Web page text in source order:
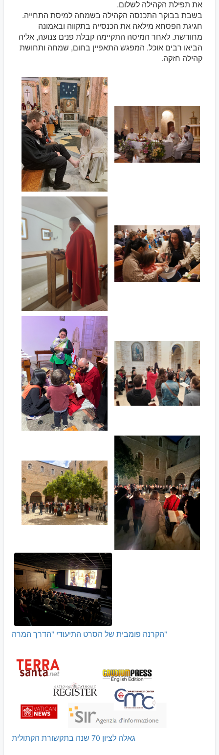
את תפילת הקהילה לשלום.
בשבת בבוקר התכנסה הקהילה בשמחה למיסת התחייה.
חגיגת הפסחא מילאה את הכנסייה בתקווה ובאמונה
מחודשת. לאחר המיסה התקיימה קבלת פנים צנועה, אליה
הביאו רבים אוכל. המפגש התאפיין בחום, שמחה ותחושת
קהילה חזקה.
הקרנה פומבית של הסרט התיעודי "הדרך המרה"
גאלה לציון 70 שנה בתקשורת הקתולית